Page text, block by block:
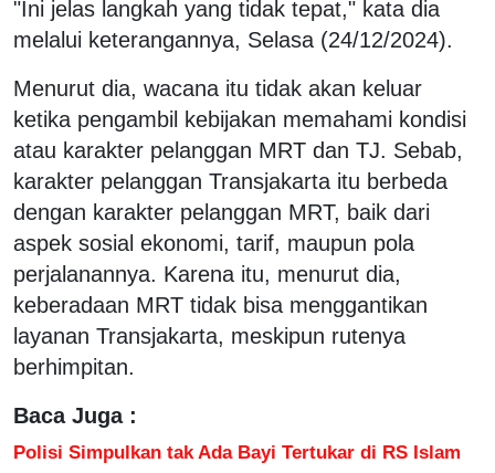
"Ini jelas langkah yang tidak tepat," kata dia
melalui keterangannya, Selasa (24/12/2024).
Menurut dia, wacana itu tidak akan keluar
ketika pengambil kebijakan memahami kondisi
atau karakter pelanggan MRT dan TJ. Sebab,
karakter pelanggan Transjakarta itu berbeda
dengan karakter pelanggan MRT, baik dari
aspek sosial ekonomi, tarif, maupun pola
perjalanannya. Karena itu, menurut dia,
keberadaan MRT tidak bisa menggantikan
layanan Transjakarta, meskipun rutenya
berhimpitan.
Baca Juga :
Polisi Simpulkan tak Ada Bayi Tertukar di RS Islam